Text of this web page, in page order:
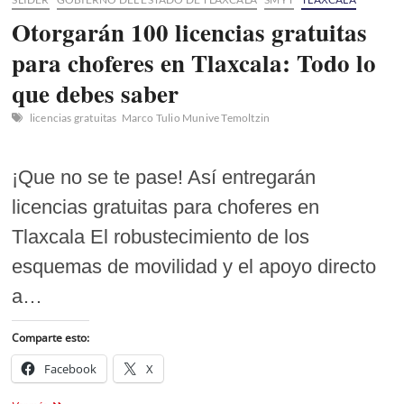
Otorgarán 100 licencias gratuitas
para choferes en Tlaxcala: Todo lo
que debes saber
licencias gratuitas Marco Tulio Munive Temoltzin
¡Que no se te pase! Así entregarán
licencias gratuitas para choferes en
Tlaxcala El robustecimiento de los
esquemas de movilidad y el apoyo directo
a…
Comparte esto:
Facebook X